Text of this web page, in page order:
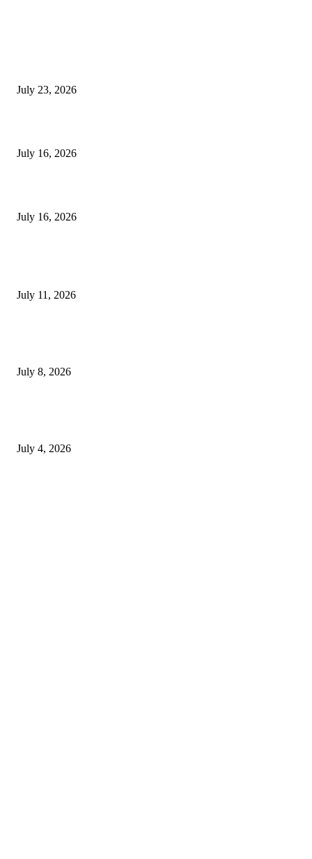
July 23, 2026
July 16, 2026
July 16, 2026
July 11, 2026
July 8, 2026
July 4, 2026